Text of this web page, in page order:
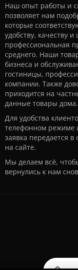
Наш опыт работы и
позволяет нам
которые
удобству, качеству
профессиональная
среднего. Наши
бизнеса и
гостиницы,
компании. Также
приходится на
данные товары дома.
Для удобства
телефонном режиме
заявка передается в
на сайте.
Мы делаем всё,
вернулись к нам
использование файлов